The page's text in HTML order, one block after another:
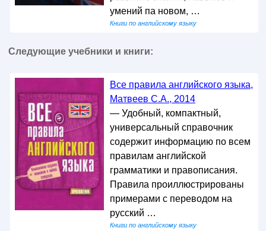
умений па новом, …
Книги по английскому языку
Следующие учебники и книги:
Все правила английского языка,
Матвеев С.А., 2014
— Удобный, компактный,
универсальный справочник
содержит информацию по всем
правилам английской
грамматики и правописания.
Правила проиллюстрированы
примерами с переводом на
русский …
Книги по английскому языку